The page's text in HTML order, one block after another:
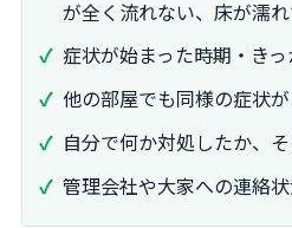
が全く流れない、床が濡れ
症状が始まった時期・き
他の部屋でも同様の症状
自分で何か対処したか、
管理会社や大家への連絡